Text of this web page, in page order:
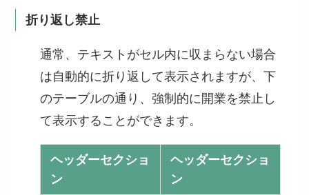
折り返し禁止
通常、テキストがセル内に収まらない場合
は自動的に折り返して表示されますが、下
のテーブルの通り、強制的に開業を禁止し
て表示することができます。
ヘッダーセクショ
ン
ヘッダーセクショ
ン